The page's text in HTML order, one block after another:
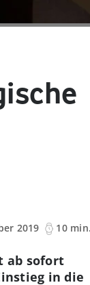
2019
10 min.
ab sofort
in die